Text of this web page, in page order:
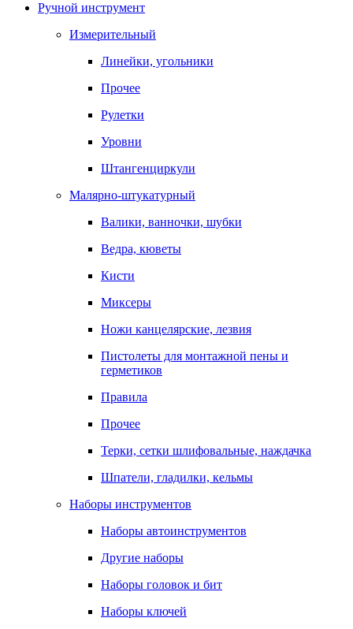
Ручной инструмент
Измерительный
Линейки, угольники
Прочее
Рулетки
Уровни
Штангенциркули
Малярно-штукатурный
Валики, ванночки, шубки
Ведра, кюветы
Кисти
Миксеры
Ножи канцелярские, лезвия
Пистолеты для монтажной пены и
герметиков
Правила
Прочее
Терки, сетки шлифовальные, наждачка
Шпатели, гладилки, кельмы
Наборы инструментов
Наборы автоинструментов
Другие наборы
Наборы головок и бит
Наборы ключей